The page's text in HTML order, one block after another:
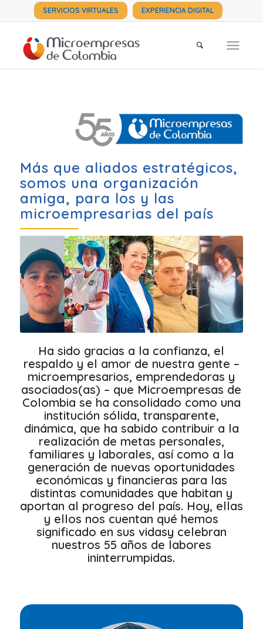
SERVICIOS VIRTUALES EXPERIENCIA DIGITAL
Más que aliados estratégicos,
somos una organización
amiga, para los y las
microempresarias del país
Ha sido gracias a la confianza, el
respaldo y el amor de nuestra gente –
microempresarios, emprendedoras y
asociados(as) – que Microempresas de
Colombia se ha consolidado como una
institución sólida, transparente,
dinámica, que ha sabido contribuir a la
realización de metas personales,
familiares y laborales, así como a la
generación de nuevas oportunidades
económicas y financieras para las
distintas comunidades que habitan y
aportan al progreso del país. Hoy, ellas
y ellos nos cuentan qué hemos
significado en sus vidasy celebran
nuestros 55 años de labores
ininterrumpidas.